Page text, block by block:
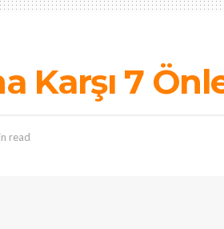
Karşı 7
read